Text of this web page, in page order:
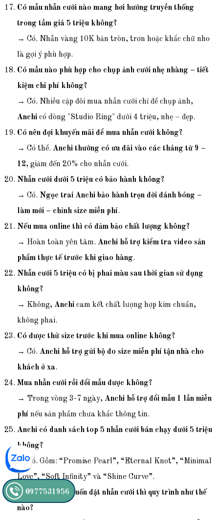
Có mẫu nhẫn cưới nào mang hơi hướng truyền thống
trong tầm giá 5 triệu không?
→ Có. Nhẫn vàng 10K bản tròn, trơn hoặc khắc chữ nho
là gợi ý phù hợp.
Có mẫu nào phù hợp cho chụp ảnh cưới nhẹ nhàng – tiết
kiệm chi phí không?
→ Có. Nhiều cặp đôi mua nhẫn cưới chỉ để chụp ảnh,
Anchi có dòng "Studio Ring" dưới 4 triệu, nhẹ – đẹp.
Có nên đợi khuyến mãi để mua nhẫn cưới không?
→ Có thể. Anchi thường có ưu đãi vào các tháng từ 9 –
12, giảm đến 20% cho nhẫn cưới.
Nhẫn cưới dưới 5 triệu có bảo hành không?
→ Có. Ngọc trai Anchi bảo hành trọn đời đánh bóng –
làm mới – chỉnh size miễn phí.
Nếu mua online thì có đảm bảo chất lượng không?
→ Hoàn toàn yên tâm. Anchi hỗ trợ kiểm tra video sản
phẩm thực tế trước khi giao hàng.
Nhẫn cưới 5 triệu có bị phai màu sau thời gian sử dụng
không?
→ Không, Anchi cam kết chất lượng hợp kim chuẩn,
không phai.
Có được thử size trước khi mua online không?
→ Có. Anchi hỗ trợ gửi bộ đo size miễn phí tận nhà cho
khách ở xa.
Mua nhẫn cưới rồi đổi mẫu được không?
→ Trong vòng 3-7 ngày, Anchi hỗ trợ đổi mẫu 1 lần miễn
phí nếu sản phẩm chưa khắc thông tin.
Anchi có danh sách top 5 nhẫn cưới bán chạy dưới 5 triệu
không?
→ Có. Gồm: “Promise Pearl”, “Eternal Knot”, “Minimal
Love”, “Soft Infinity” và “Shine Curve”.
Cặp đôi yêu xa muốn đặt nhẫn cưới thì quy trình như thế
nào?
0977531956